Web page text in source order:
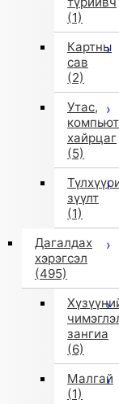
(1)
Картны
сав
(2)
Утас,
хайрцаг
(5)
зүүлт
(1)
Дагалдах
хэрэгсэл
(495)
зангиа
(6)
Малгай
(1)
(130 cm /